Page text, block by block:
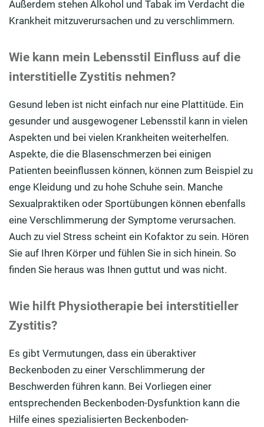
Außerdem stehen Alkohol und Tabak im Verdacht die
Krankheit mitzuverursachen und zu verschlimmern.
Wie kann mein Lebensstil Einfluss auf die
interstitielle Zystitis nehmen?
Gesund leben ist nicht einfach nur eine Plattitüde. Ein
gesunder und ausgewogener Lebensstil kann in vielen
Aspekten und bei vielen Krankheiten weiterhelfen.
Aspekte, die die Blasenschmerzen bei einigen
Patienten beeinflussen können, können zum Beispiel zu
enge Kleidung und zu hohe Schuhe sein. Manche
Sexualpraktiken oder Sportübungen können ebenfalls
eine Verschlimmerung der Symptome verursachen.
Auch zu viel Stress scheint ein Kofaktor zu sein. Hören
Sie auf Ihren Körper und fühlen Sie in sich hinein. So
finden Sie heraus was Ihnen guttut und was nicht.
Wie hilft Physiotherapie bei interstitieller
Zystitis?
Es gibt Vermutungen, dass ein überaktiver
Beckenboden zu einer Verschlimmerung der
Beschwerden führen kann. Bei Vorliegen einer
entsprechenden Beckenboden-Dysfunktion kann die
Hilfe eines spezialisierten Beckenboden-